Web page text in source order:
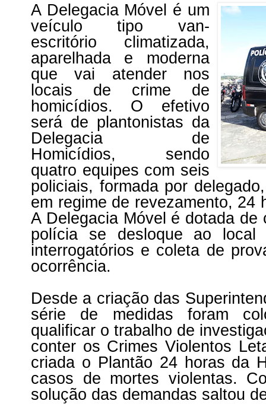
A Delegacia Móvel é um
veículo tipo van-
escritório climatizada,
aparelhada e moderna
que vai atender nos
locais de crime de
homicídios. O efetivo
será de plantonistas da
Delegacia de
Homicídios, sendo
quatro equipes com seis
policiais, formada por
em regime de revezamento, 24
A Delegacia Móvel é dotada
polícia se desloque ao
interrogatórios e coleta de
ocorrência.
Desde a criação das
série de medidas foram
qualificar o trabalho de
conter os Crimes Violentos
criada o Plantão 24 horas da
casos de mortes violentas.
solução das demandas saltou